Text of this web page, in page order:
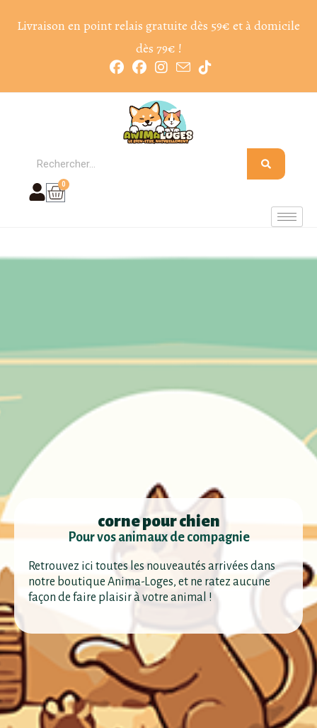
Livraison en point relais gratuite dès 59€ et à domicile
dès 79€ !
0
corne pour chien
Pour vos animaux de compagnie
Retrouvez ici toutes les nouveautés arrivées dans
notre boutique Anima-Loges, et ne ratez aucune
façon de faire plaisir à votre animal !